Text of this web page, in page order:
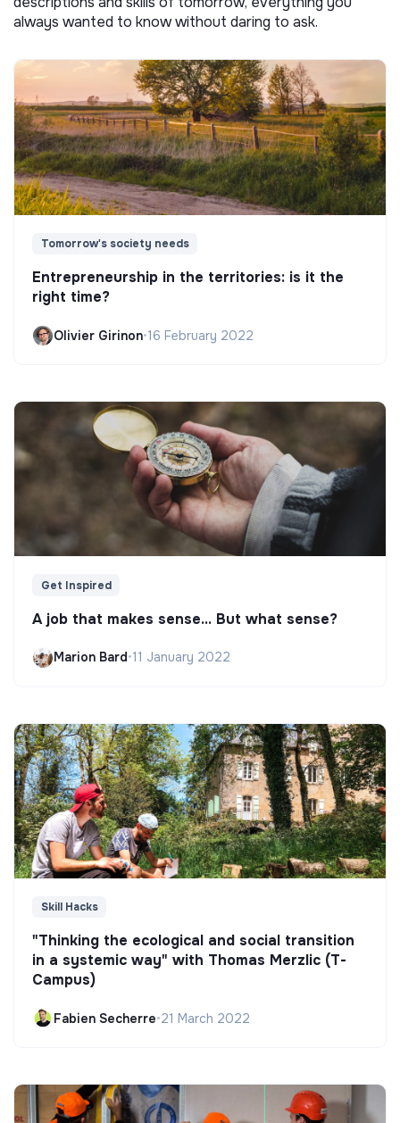
always wanted to know without daring to ask.
Tomorrow's society needs
Entrepreneurship in the territories: is it the
right time?
Olivier Girinon•16 February 2022
Get Inspired
A job that makes sense... But what sense?
Marion Bard•11 January 2022
Skill Hacks
"Thinking the ecological and social transition
in a systemic way" with Thomas Merzlic (T-
Campus)
Fabien Secherre•21 March 2022